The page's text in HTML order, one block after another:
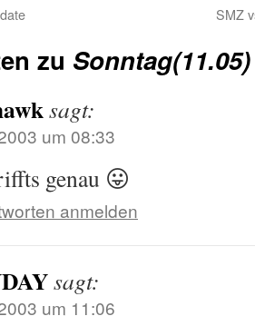
SMZ
zu
sagt:
um 08:33
genau 😛
anmelden
sagt:
um 11:06